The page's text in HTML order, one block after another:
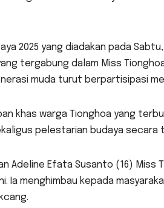
2025 yang diadakan pada
tergabung dalam Miss
muda turut berpartisipasi
khas warga Tionghoa yang
pelestarian budaya secara
Adeline Efata Susanto (16) Miss
Ia menghimbau kepada